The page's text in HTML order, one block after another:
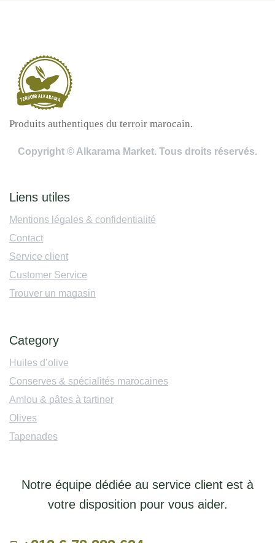
Produits authentiques du terroir marocain.
Copyright © Alkarama Market. Tous droits réservés.
Liens utiles
Mentions légales & confidentialité
Contact
Service client
Customer Service
Trouver un magasin
Category
Huiles d’olive
Conserves & spécialités marocaines
Amlou & pâtes à tartiner
Olives
Tapenades
Notre équipe dédiée au service client est à
votre disposition pour vous aider.